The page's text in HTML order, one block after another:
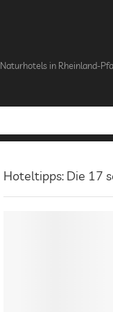
Naturhotels in Rheinland-
Hoteltipps: Die 17